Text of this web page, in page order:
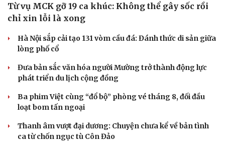
Từ vụ MCK gỡ 19 ca khúc: Không thể gây sốc rồi
chỉ xin lỗi là xong
Hà Nội sắp cải tạo 131 vòm cầu đá: Đánh thức di sản giữa
lòng phố cổ
Đưa bản sắc văn hóa người Mường trở thành động lực
phát triển du lịch cộng đồng
Ba phim Việt cùng “đổ bộ” phòng vé tháng 8, đối đầu
loạt bom tấn ngoại
Thanh âm vượt đại dương: Chuyện chưa kể về bản tình
ca từ chốn ngục tù Côn Đảo